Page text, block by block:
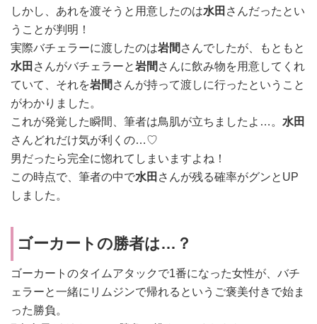
しかし、あれを渡そうと用意したのは水田 さんだったとい
うことが判明！
実際バチェラーに渡したのは岩間 さんでしたが、もともと
水田 さんがバチェラーと岩間 さんに飲み物を用意してくれ
ていて、それを岩間 さんが持って渡しに行ったということ
がわかりました。
これが発覚した瞬間、筆者は鳥肌が立ちましたよ…。 水田
さんどれだけ気が利くの…♡
男だったら完全に惚れてしまいますよね！
この時点で、筆者の中で水田 さんが残る確率がグンとUP
しました。
ゴーカートの勝者は…？
ゴーカートのタイムアタックで1番になった女性が、バチ
ェラーと一緒にリムジンで帰れるというご褒美付きで始ま
った勝負。